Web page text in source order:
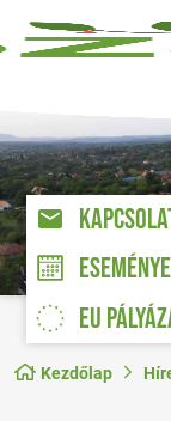
EU
Kezdőlap